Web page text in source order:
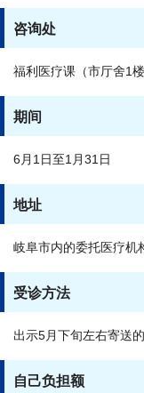
咨询处
福利医疗课（市厅舍1
期间
6月1日至1月31日
地址
岐阜市内的委托医疗机
受诊方法
出示5月下旬左右寄送
自己负担额